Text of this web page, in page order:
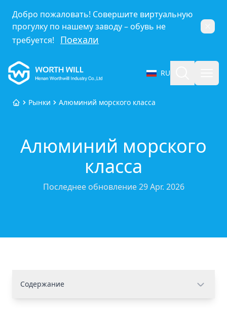
Добро пожаловать! Совершите виртуальную
прогулку по нашему заводу – обувь не
требуется!
Поехали
Worthwill
RU
Выбрать язык
ГлавнаяРынки Алюминий морского класса
Алюминий морского
класса
Последнее обновление29 Apr. 2026
Содержание